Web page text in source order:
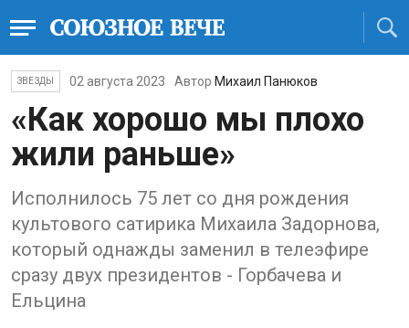
ЗВЕЗДЫ 02 августа 2023 Автор Михаил Панюков
«Как хорошо мы плохо
жили раньше»
Исполнилось 75 лет со дня рождения
культового сатирика Михаила Задорнова,
который однажды заменил в телеэфире
сразу двух президентов - Горбачева и
Ельцина